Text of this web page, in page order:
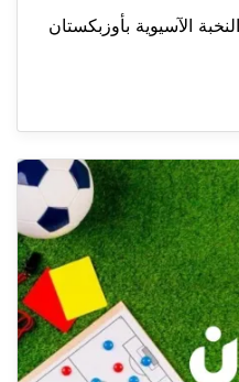
الآسيوية بأوزبكستان